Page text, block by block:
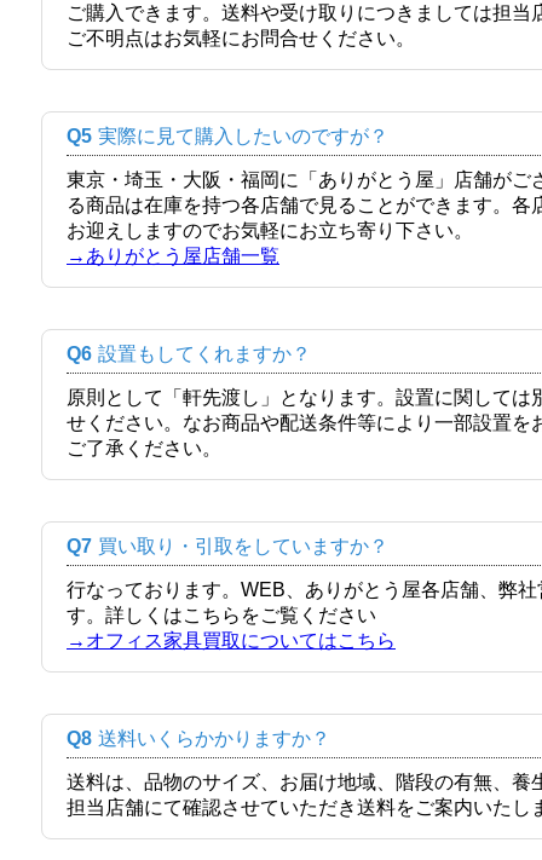
ご購入できます。送料や受け取りにつきましては担
ご不明点はお気軽にお問合せください。
Q5 実際に見て購入したいのですが？
東京・埼玉・大阪・福岡に「ありがとう屋」店舗が
る商品は在庫を持つ各店舗で見ることができます。
お迎えしますのでお気軽にお立ち寄り下さい。
→ありがとう屋店舗一覧
Q6 設置もしてくれますか？
原則として「軒先渡し」となります。設置に関して
せください。なお商品や配送条件等により一部設置
ご了承ください。
Q7 買い取り・引取をしていますか？
行なっております。WEB、ありがとう屋各店舗、弊
す。詳しくはこちらをご覧ください
→オフィス家具買取についてはこちら
Q8 送料いくらかかりますか？
送料は、品物のサイズ、お届け地域、階段の有無、
担当店舗にて確認させていただき送料をご案内いたし